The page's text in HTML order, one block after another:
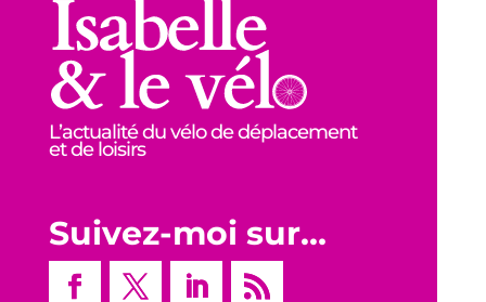
L’actualité du vélo de déplacement
et de loisirs
Suivez-moi sur…